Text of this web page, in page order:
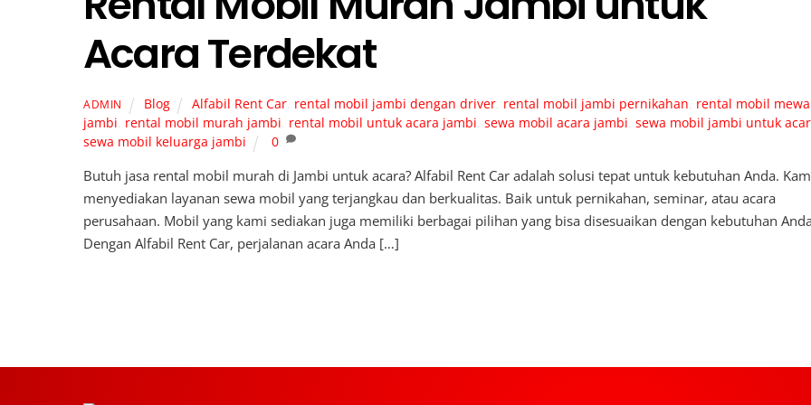
Acara Terdekat
ADMIN Blog Alfabil Rent Car rental mobil jambi dengan driver rental mobil jambi pernikahan rental mobil
jambi rental mobil murah jambi rental mobil untuk acara jambi sewa mobil acara jambi sewa mobil jambi untuk
sewa mobil keluarga jambi
0
Butuh jasa rental mobil murah di Jambi untuk acara? Alfabil Rent Car adalah solusi tepat untuk kebutuhan Anda.
menyediakan layanan sewa mobil yang terjangkau dan berkualitas. Baik untuk pernikahan, seminar, atau acara
perusahaan. Mobil yang kami sediakan juga memiliki berbagai pilihan yang bisa disesuaikan dengan kebutuhan
Dengan Alfabil Rent Car, perjalanan acara Anda […]